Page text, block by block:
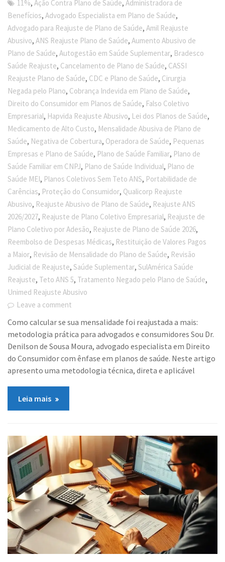
11%,Ação Contra Plano de Saúde,Administradora de
Benefícios,Advogado Especialista em Plano de Saúde,
Advogado para Reajuste de Plano de Saúde,Amil Reajuste
Abusivo,ANS Reajuste Plano de Saúde,Aumento Abusivo de
Plano de Saúde,Autogestão em Saúde Suplementar, Bradesco
Saúde Reajuste, Cancelamento de Plano de Saúde, CASSI
Reajuste Plano de Saúde, CDC e Plano de Saúde, Cirurgia
Negada pelo Plano, Cobrança Indevida em Plano de Saúde,
Direito do Consumidor em Planos de Saúde, Falso Coletivo
Empresarial, Hapvida Reajuste Abusivo, Lei dos Planos de Saúde,
Medicamento de Alto Custo, Mensalidade Abusiva de Plano de
Saúde, Negativa de Cobertura, Operadora de Saúde, Pequenas
Empresas e Plano de Saúde, Plano de Saúde Familiar, Plano de
Saúde Familiar em CNPJ, Plano de Saúde Individual, Plano de
Saúde MEI, Planos Coletivos Sem Teto ANS, Portabilidade de
Carências, Proteção do Consumidor, Qualicorp Reajuste
Abusivo, Reajuste Abusivo de Plano de Saúde, Reajuste ANS
2026/2027, Reajuste de Plano Coletivo Empresarial, Reajuste de
Plano Coletivo por Adesão, Reajuste de Plano de Saúde 2026,
Reembolso de Despesas Médicas, Restituição de Valores Pagos
a Maior, Revisão de Mensalidade do Plano de Saúde, Revisão
Judicial de Reajuste,Saúde Suplementar,SulAmérica Saúde
Reajuste, Teto ANS 5, Tratamento Negado pelo Plano de Saúde,
Unimed Reajuste Abusivo
Leave a comment
Como calcular se sua mensalidade foi reajustada a mais:
metodologia prática para advogados e consumidores Sou Dr.
Denilson de Sousa Moura, advogado especialista em Direito
do Consumidor com ênfase em planos de saúde. Neste artigo
apresento uma metodologia técnica, direta e aplicável
Leia mais